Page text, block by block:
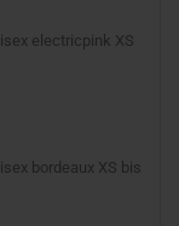
electricpink XS
bordeaux XS bis